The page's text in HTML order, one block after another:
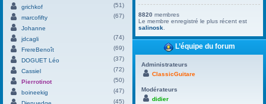
grichkof
(51)
marcofifty
(67)
Johanne
jdcagli
(74)
FrereBenoît
(69)
DOGUET Léo
(37)
Cassiel
(72)
Pierrotinot
(50)
boineekig
(47)
(45)
8820 membres
Le membre enregistré le plus récent est
salinosk
L’équipe du forum
Administrateurs
ClassicGuitare
Modérateurs
didier